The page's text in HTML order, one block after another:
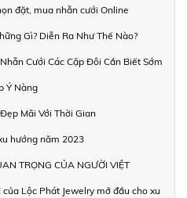
đặt, mua nhẫn cưới Online
Gì? Diễn Ra Như Thế Nào?
Cưới Các Cặp Đôi Cần Biết Sớm
Ý Nàng
Mãi Với Thời Gian
hướng năm 2023
TRỌNG CỦA NGƯỜI VIỆT
của Lộc Phát Jewelry mở đầu cho xu